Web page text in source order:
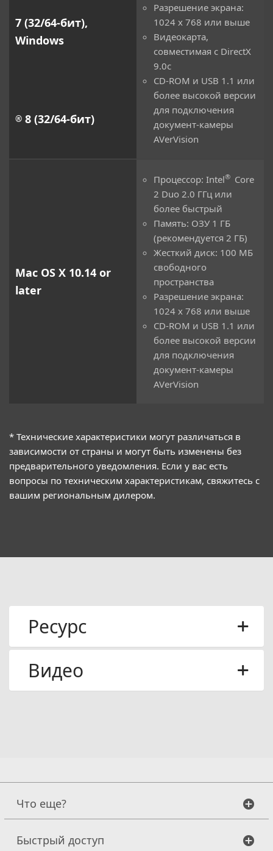
7 (32/64-бит),
Windows
® 8 (32/64-бит)
Разрешение экрана:
1024 x 768 или выше
Видеокарта,
совместимая с DirectX
9.0c
CD-ROM и USB 1.1 или
более высокой версии
для подключения
документ-камеры
AVerVision
Mac OS X 10.14 or
later
Процессор: Intel® Core
2 Duo 2.0 ГГц или
более быстрый
Память: ОЗУ 1 ГБ
(рекомендуется 2 ГБ)
Жесткий диск: 100 МБ
свободного
пространства
Разрешение экрана:
1024 x 768 или выше
CD-ROM и USB 1.1 или
более высокой версии
для подключения
документ-камеры
AVerVision
* Технические характеристики могут различаться в
зависимости от страны и могут быть изменены без
предварительного уведомления. Если у вас есть
вопросы по техническим характеристикам, свяжитесь с
вашим региональным дилером.
Ресурс
Видео
Что еще?
Быстрый доступ